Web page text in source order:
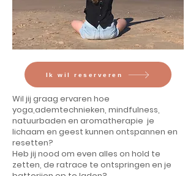
Ik wil reserveren
Wil jij graag ervaren hoe
yoga,ademtechnieken, mindfulness,
natuurbaden en aromatherapie je
lichaam en geest kunnen ontspannen en
resetten?
Heb jij nood om even alles on hold te
zetten, de ratrace te ontspringen en je